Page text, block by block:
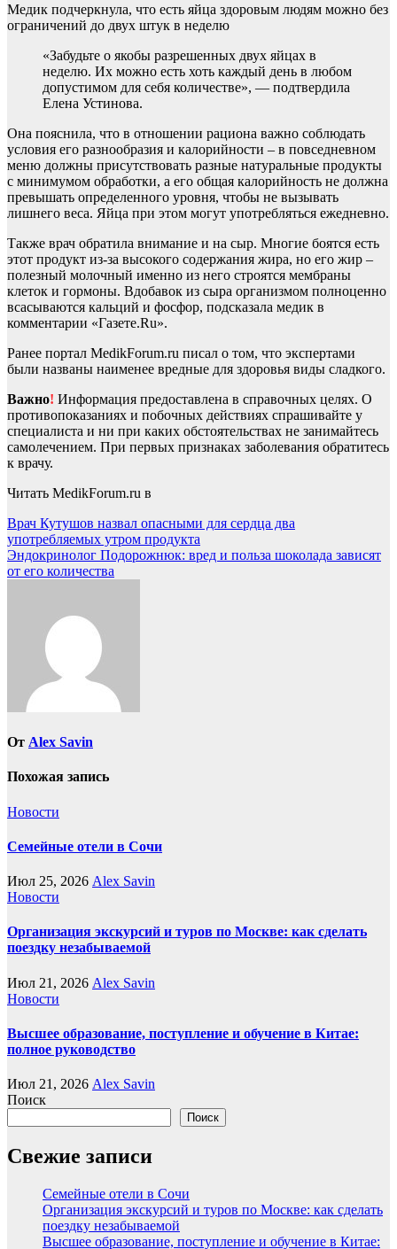
Медик подчеркнула, что есть яйца здоровым людям можно без
ограничений до двух штук в неделю
«Забудьте о якобы разрешенных двух яйцах в
неделю. Их можно есть хоть каждый день в любом
допустимом для себя количестве», — подтвердила
Елена Устинова.
Она пояснила, что в отношении рациона важно соблюдать
условия его разнообразия и калорийности – в повседневном
меню должны присутствовать разные натуральные продукты
с минимумом обработки, а его общая калорийность не должна
превышать определенного уровня, чтобы не вызывать
лишнего веса. Яйца при этом могут употребляться ежедневно.
Также врач обратила внимание и на сыр. Многие боятся есть
этот продукт из-за высокого содержания жира, но его жир –
полезный молочный именно из него строятся мембраны
клеток и гормоны. Вдобавок из сыра организмом полноценно
всасываются кальций и фосфор, подсказала медик в
комментарии «Газете.Ru».
Ранее портал MedikForum.ru писал о том, что экспертами
были названы наименее вредные для здоровья виды сладкого.
Важно! Информация предоставлена в справочных целях. О
противопоказаниях и побочных действиях спрашивайте у
специалиста и ни при каких обстоятельствах не занимайтесь
самолечением. При первых признаках заболевания обратитесь
к врачу.
Читать MedikForum.ru в
Навигация
по
записям
Врач Кутушов назвал опасными для сердца два
употребляемых утром продукта
Эндокринолог Подорожнюк: вред и польза шоколада зависят
от его количества
От Alex Savin
Похожая запись
Новости
Семейные отели в Сочи
Июл 25, 2026 Alex Savin
Новости
Организация экскурсий и туров по Москве: как сделать
поездку незабываемой
Июл 21, 2026 Alex Savin
Новости
Высшее образование, поступление и обучение в Китае:
полное руководство
Июл 21, 2026 Alex Savin
Поиск
Поиск
Свежие записи
Семейные отели в Сочи
Организация экскурсий и туров по Москве: как сделать
поездку незабываемой
Высшее образование, поступление и обучение в Китае: